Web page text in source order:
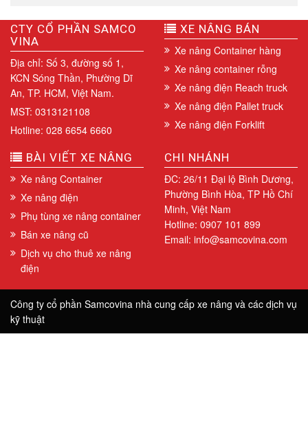
CTY CỔ PHẦN SAMCO
VINA
Địa chỉ: Số 3, đường số 1,
KCN Sóng Thần, Phường Dĩ
An, TP. HCM, Việt Nam.
MST: 0313121108
Hotline: 028 6654 6660
XE NÂNG BÁN
Xe nâng Container hàng
Xe nâng container rỗng
Xe nâng điện Reach truck
Xe nâng điện Pallet truck
Xe nâng điện Forklift
BÀI VIẾT XE NÂNG
Xe nâng Container
Xe nâng điện
Phụ tùng xe nâng container
Bán xe nâng cũ
Dịch vụ cho thuê xe nâng
điện
CHI NHÁNH
ĐC: 26/11 Đại lộ Bình Dương,
Phường Bình Hòa, TP Hồ Chí
Minh, Việt Nam
Hotline: 0907 101 899
Email: info@samcovina.com
Công ty cổ phần Samcovina nhà cung cấp xe nâng và các dịch vụ
kỹ thuật